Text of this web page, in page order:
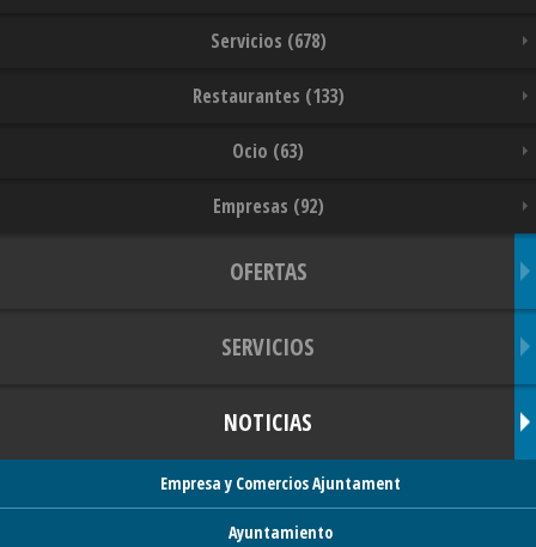
Servicios (678)
Restaurantes (133)
Ocio (63)
Empresas (92)
OFERTAS
SERVICIOS
NOTICIAS
Empresa y Comercios Ajuntament
Ayuntamiento